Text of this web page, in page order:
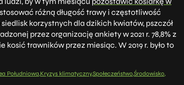
różną długość trawy i częstotliwość
korzystnych dla dzikich kwiatów, pszczół
przez organizację ankiety w 2021 r. 78,8% z
kosić trawników przez miesiąc. W 2019 r. było to
Południowa Kryzys klimatycznySpołeczeństwoŚrodowisko